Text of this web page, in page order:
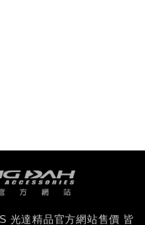
光達精品官方網站售價 皆